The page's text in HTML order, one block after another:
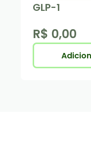
GLP-1
R$ 0,00